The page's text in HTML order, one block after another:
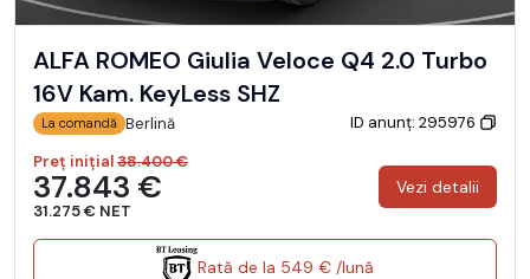
ALFA ROMEO Giulia Veloce Q4 2.0 Turbo
16V Kam. KeyLess SHZ
La comandă Berlină
ID anunț: 295976
Preț inițial38.400 €
37.843 €
31.275 € NET
Vezi detalii
Rată de la 549 € /lună